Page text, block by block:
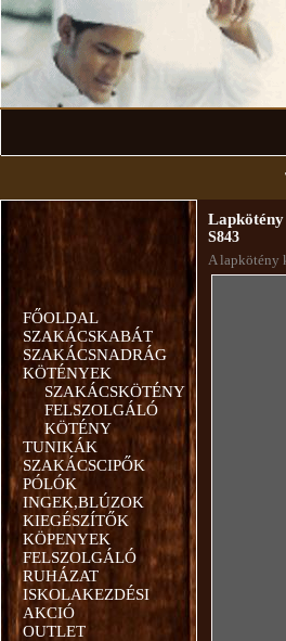
FŐOLDAL
SZAKÁCSKABÁT
SZAKÁCSNADRÁG
KÖTÉNYEK
SZAKÁCSKÖTÉNY
FELSZOLGÁLÓ
KÖTÉNY
TUNIKÁK
SZAKÁCSCIPŐK
PÓLÓK
INGEK,BLÚZOK
KIEGÉSZÍTŐK
KÖPENYEK
FELSZOLGÁLÓ
RUHÁZAT
ISKOLAKEZDÉSI
AKCIÓ
OUTLET
Lapkötény
S843
A lapkötény